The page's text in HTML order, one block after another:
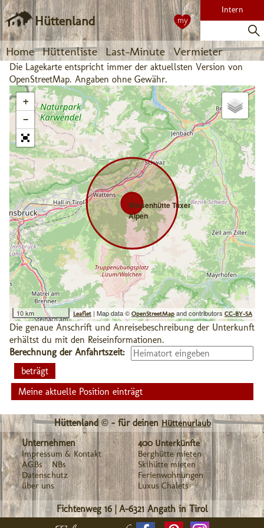
Hüttenland
Home Hüttenliste Last-Minute Vermieter
Intern
my
Die Lagekarte entspricht immer der aktuellsten Version von
OpenStreetMap. Angaben ohne Gewähr.
Wiesenhütte Tuxer
Alpen
+
−
10 km Leaflet | Map data © OpenStreetMap and contributors CC-BY-SA
Die genaue Anschrift und Anreisebeschreibung der Unterkunft
erhältst du mit den Reiseinformationen.
Berechnung der Anfahrtszeit:
Meine aktuelle Position einträgt
Hüttenland © - für deinen Hüttenurlaub
Unternehmen
Impressum & Kontakt
AGBs
NBs
Datenschutz
über uns
400 Unterkünfte
Berghütte mieten
Skihütte mieten
Ferienwohnungen
Luxus Chalets
Fichtenweg 16|A-6321 Angath in Tirol